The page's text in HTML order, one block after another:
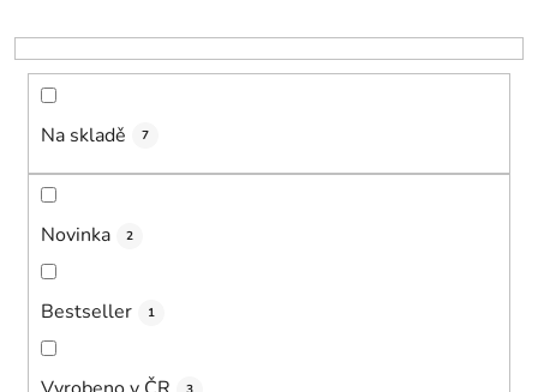
k
t
Na skladě 7
Novinka 2
Bestseller 1